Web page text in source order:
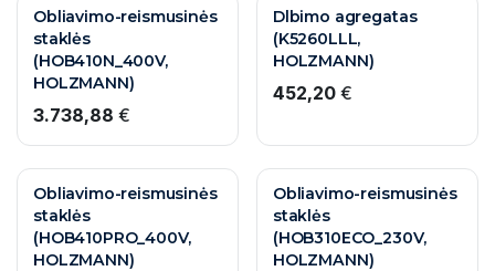
Obliavimo-reismusinės
staklės
(HOB410N_400V,
HOLZMANN)
3.738,88 €
Dlbimo agregatas
(K5260LLL,
HOLZMANN)
452,20€
Obliavimo-reismusinės
staklės
(HOB410PRO_400V,
HOLZMANN)
Obliavimo-reismusinės
staklės
(HOB310ECO_230V,
HOLZMANN)